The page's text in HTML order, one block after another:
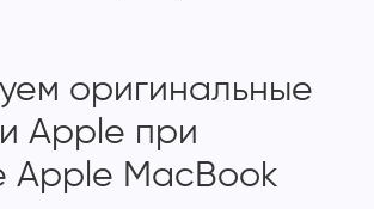
оригинальные
Apple при
Apple MacBook